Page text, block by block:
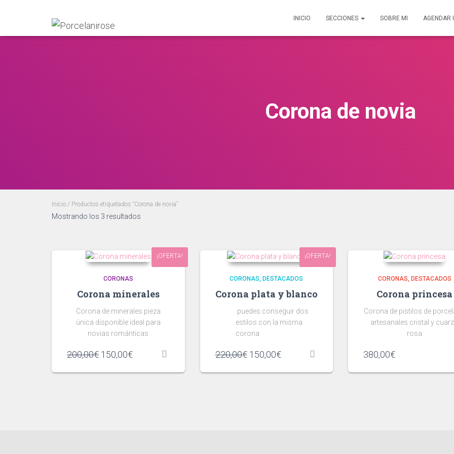
INICIO SECCIONES SOBRE MI AGENDAR
Corona de novia
Inicio / Productos etiquetados “Corona de novia”
Mostrando los 3 resultados
¡OFERTA!
CORONAS
Corona minerales
Corona de minerales pieza
única disponible ideal para
novias románticas
200,00€ El
original
150,00€El
actual
¡OFERTA!
CORONAS DESTACADOS
Corona plata y blanco
puedes conseguir dos
estilos con la misma
corona
220,00€ El
original
150,00€El
actual
CORONAS DESTACADOS
Corona princesa
Corona de pistilos de
artesanales cristal y
rosa
380,00€